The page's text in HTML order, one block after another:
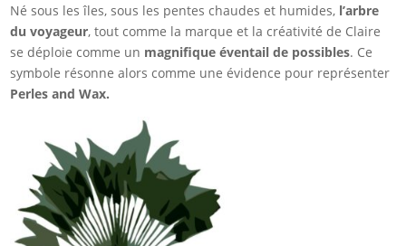
Né sous les îles, sous les pentes chaudes et humides, l’arbre
du voyageur, tout comme la marque et la créativité de Claire
se déploie comme un magnifique éventail de possibles. Ce
symbole résonne alors comme une évidence pour représenter
Perles and Wax.